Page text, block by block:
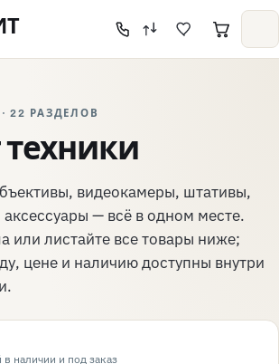
22 РАЗДЕЛОВ
техники
видеокамеры, штативы,
— всё в одном месте.
или листайте все товары ниже;
цене и наличию доступны внутри
в наличии и под заказ